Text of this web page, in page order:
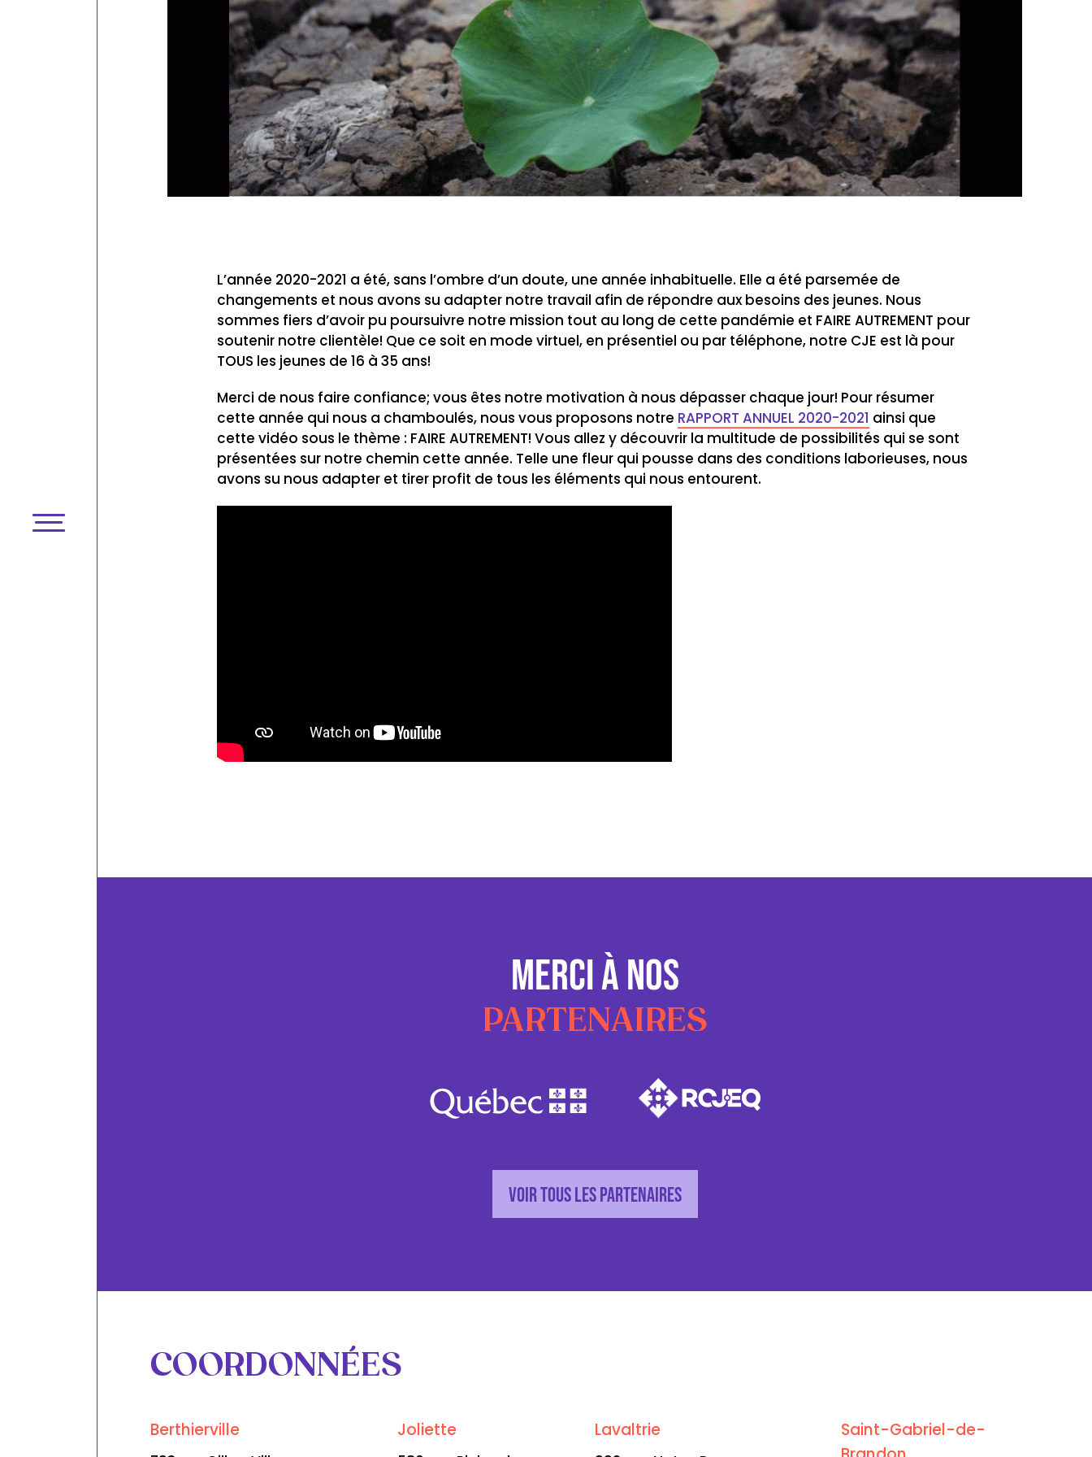
L’année 2020-2021 a été, sans l’ombre d’un doute, une année inhabituelle. Elle a été parsemée de
changements et nous avons su adapter notre travail afin de répondre aux besoins des jeunes. Nous
sommes fiers d’avoir pu poursuivre notre mission tout au long de cette pandémie et FAIRE AUTREMENT pour
soutenir notre clientèle! Que ce soit en mode virtuel, en présentiel ou par téléphone, notre CJE est là pour
TOUS les jeunes de 16 à 35 ans!
Merci de nous faire confiance; vous êtes notre motivation à nous dépasser chaque jour! Pour résumer
cette année qui nous a chamboulés, nous vous proposons notre RAPPORT ANNUEL 2020-2021 ainsi que
cette vidéo sous le thème : FAIRE AUTREMENT! Vous allez y découvrir la multitude de possibilités qui se sont
présentées sur notre chemin cette année. Telle une fleur qui pousse dans des conditions laborieuses, nous
avons su nous adapter et tirer profit de tous les éléments qui nous entourent.
MERCI À NOS
PARTENAIRES
Voir tous les partenaires
COORDONNÉES
Berthierville Joliette Lavaltrie
Saint-Gabriel-de-